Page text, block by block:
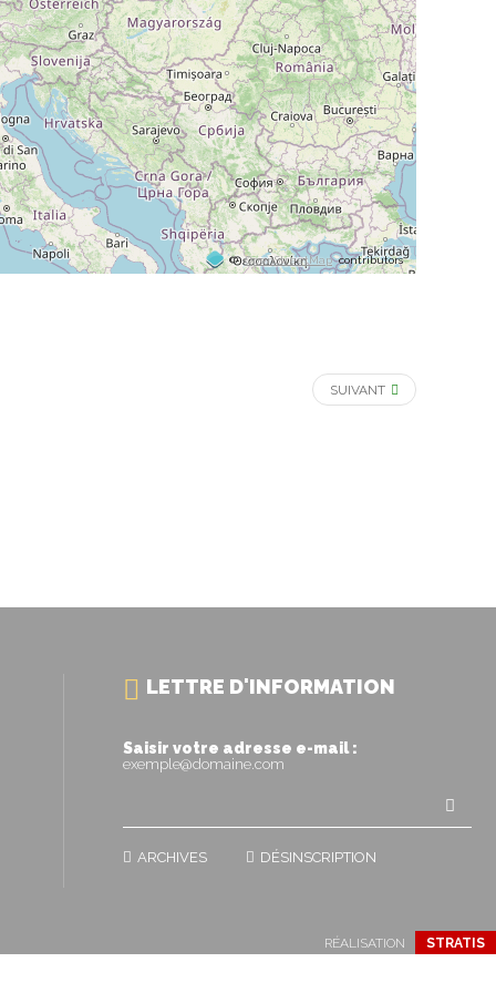
© OpenStreetMap contributors
SUIVANT
LETTRE D'INFORMATION
Saisir votre adresse e-mail :
exemple@domaine.com
ARCHIVES DÉSINSCRIPTION
RÉALISATION STRATIS